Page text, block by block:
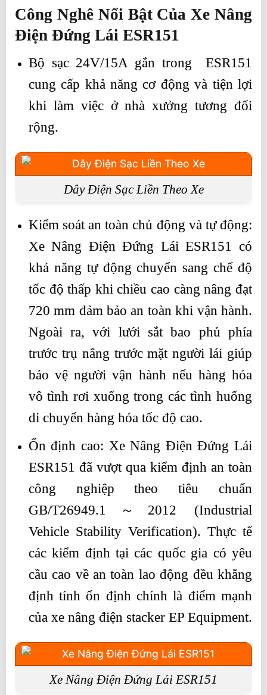
Công Nghê Nổi Bật Của Xe Nâng
Điện Đứng Lái ESR151
Bộ sạc 24V/15A gắn trong ESR151
cung cấp khả năng cơ động và tiện lợi
khi làm việc ở nhà xưởng tương đối
rộng.
Dây Điện Sạc Liền Theo Xe
Kiểm soát an toàn chủ động và tự động:
Xe Nâng Điện Đứng Lái ESR151 có
khả năng tự động chuyển sang chế độ
tốc độ thấp khi chiều cao càng nâng đạt
720 mm đảm bảo an toàn khi vận hành.
Ngoài ra, với lưới sắt bao phủ phía
trước trụ nâng trước mặt người lái giúp
bảo vệ người vận hành nếu hàng hóa
vô tình rơi xuống trong các tình huống
di chuyển hàng hóa tốc độ cao.
Ổn định cao: Xe Nâng Điện Đứng Lái
ESR151 đã vượt qua kiểm định an toàn
công nghiệp theo tiêu chuẩn
GB/T26949.1～2012 (Industrial
Vehicle Stability Verification). Thực tế
các kiểm định tại các quốc gia có yêu
cầu cao về an toàn lao động đều khẳng
định tính ổn định chính là điểm mạnh
của xe nâng điện stacker EP Equipment.
Xe Nâng Điện Đứng Lái ESR151